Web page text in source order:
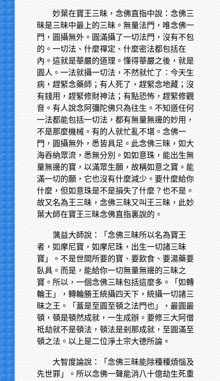
妙葉在寶王三昧，念佛直指中說：念佛三
昧是三昧中最上的三昧。無量法門，唯念佛一
門，圓攝無外。圓滿攝了一切法門，沒有不包
的。一切法、什麼禪定、什麼密法都包括在
內。這就是華嚴的道理。懂得華嚴之後，就是
圓人。一法就攝一切法，不然就忙了：今天生
病，趕緊念藥師；有人死了，趕緊念地藏；沒
有錢用，趕緊修財神法；有點恐怖，趕緊修觀
音。有人說念阿彌陀佛只為往生。不知道任何
一法都能包括一切法，都有無量無邊的妙用，
不是那麼機械。有的人就忙亂不堪。念佛一
門，圓攝無外，悉皆具足。此念佛三昧，如大
海吞納眾流，悉無分別。如如意珠，能出生無
量無邊的寶，以滿眾生願，故稱如意之寶。能
滿一切的願，它也沒有什麼減少。要什麼給你
什麼，但如意珠是不是損失了什麼？也不是。
故又名為王三昧，念佛三昧又叫王三昧，此妙
葉大師在寶王三昧念佛直指裏說的。
蕅益大師說：「念佛三昧所以名為寶王
者，如摩尼寶，如摩尼珠，出生一切諸三昧
寶」。不是世間所要的寶、要飲食、要湯藥要
臥具。而是，能給你一切無量無邊的三昧之
寶。所以，一個念佛三昧包括這麼多。「如轉
輪王」，轉輪勝王統攝四天下，統攝一切諸三
昧之王。「蓋是至圓至頓之法門也」，最圓最
頓，頓是頓然成就，一生成辦。要修三大阿僧
祗劫就不是頓法，頓法是剎那成就，至圓滿至
頓之法。以上是二位淨土宗大德所論。
大智度論說：「念佛三昧能除種種煩惱及
先世罪」。所以念佛一聲能消八十億劫生死重